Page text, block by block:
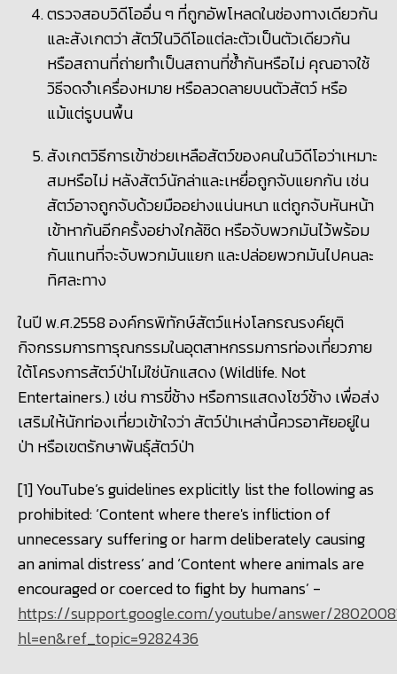
ตรวจสอบวิดีโออื่น ๆ ที่ถูกอัพโหลดในช่องทางเดียวกัน
และสังเกตว่า สัตว์ในวิดีโอแต่ละตัวเป็นตัวเดียวกัน
หรือสถานที่ถ่ายทำเป็นสถานที่ซ้ำกันหรือไม่ คุณอาจใช้
วิธีจดจำเครื่องหมาย หรือลวดลายบนตัวสัตว์ หรือ
แม้แต่รูบนพื้น
สังเกตวิธีการเข้าช่วยเหลือสัตว์ของคนในวิดีโอว่าเหมาะ
สมหรือไม่ หลังสัตว์นักล่าและเหยื่อถูกจับแยกกัน เช่น
สัตว์อาจถูกจับด้วยมืออย่างแน่นหนา แต่ถูกจับหันหน้า
เข้าหากันอีกครั้งอย่างใกล้ชิด หรือจับพวกมันไว้พร้อม
กันแทนที่จะจับพวกมันแยก และปล่อยพวกมันไปคนละ
ทิศละทาง
ในปี พ.ศ.2558 องค์กรพิทักษ์สัตว์แห่งโลกรณรงค์​ยุติ
กิจกรรมการทารุณกรรมในอุตสาหกรรมการท่องเที่ยวภาย
ใต้โครงการสัตว์ป่าไม่ใช่นักแสดง (Wildlife. Not
Entertainers.) เช่น การขี่ช้าง หรือการแสดงโชว์ช้าง เพื่อส่ง
เสริมให้นักท่องเที่ยวเข้าใจว่า สัตว์ป่าเหล่านี้ควรอาศัยอยู่ใน
ป่า หรือเขตรักษาพันธุ์สัตว์ป่า
[1]YouTube’s guidelines explicitly list the following as
prohibited: ‘Content where there's infliction of
unnecessary suffering or harm deliberately causing
an animal distress’ and ‘Content where animals are
encouraged or coerced to fight by humans’ -
https://support.google.com/youtube/answer/
hl=en&ref_topic=9282436